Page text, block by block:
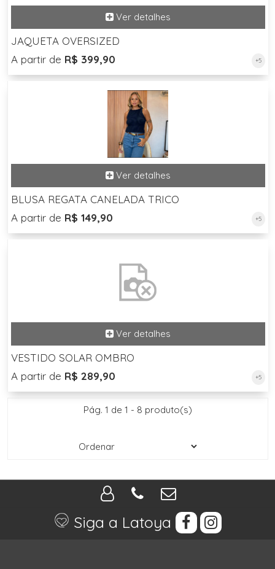
JAQUETA OVERSIZED
A partir de R$ 399,90 +5
BLUSA REGATA CANELADA TRICO
A partir de R$ 149,90 +5
VESTIDO SOLAR OMBRO
A partir de R$ 289,90 +5
Pág. 1 de 1 - 8 produto(s)
Siga a Latoya